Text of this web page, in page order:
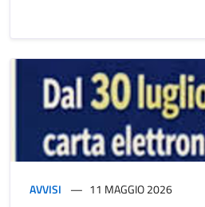
AVVISI 11 MAGGIO 2026